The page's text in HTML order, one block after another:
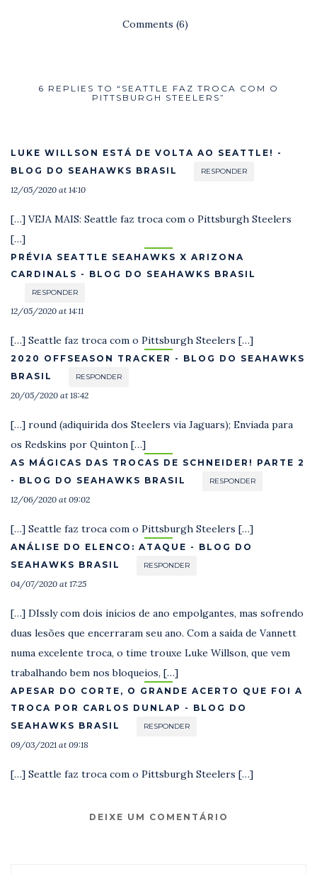
Comments (6)
6 REPLIES TO “SEATTLE FAZ TROCA COM O
PITTSBURGH STEELERS”
LUKE WILLSON ESTÁ DE VOLTA AO SEATTLE! -
BLOG DO SEAHAWKS BRASIL
RESPONDER
12/05/2020 at 14:10
[…] VEJA MAIS: Seattle faz troca com o Pittsburgh Steelers
[…]
PRÉVIA SEATTLE SEAHAWKS X ARIZONA
CARDINALS - BLOG DO SEAHAWKS BRASIL
RESPONDER
12/05/2020 at 14:11
[…] Seattle faz troca com o Pittsburgh Steelers […]
2020 OFFSEASON TRACKER - BLOG DO SEAHAWKS
BRASIL
RESPONDER
20/05/2020 at 18:42
[…] round (adiquirida dos Steelers via Jaguars); Enviada para
os Redskins por Quinton […]
AS MÁGICAS DAS TROCAS DE SCHNEIDER! PARTE 2
- BLOG DO SEAHAWKS BRASIL
RESPONDER
12/06/2020 at 09:02
[…] Seattle faz troca com o Pittsburgh Steelers […]
ANÁLISE DO ELENCO: ATAQUE - BLOG DO
SEAHAWKS BRASIL
RESPONDER
04/07/2020 at 17:25
[…] DIssly com dois inícios de ano empolgantes, mas sofrendo
duas lesões que encerraram seu ano. Com a saída de Vannett
numa excelente troca, o time trouxe Luke Willson, que vem
trabalhando bem nos bloqueios, […]
APESAR DO CORTE, O GRANDE ACERTO QUE FOI A
TROCA POR CARLOS DUNLAP - BLOG DO
SEAHAWKS BRASIL
RESPONDER
09/03/2021 at 09:18
[…] Seattle faz troca com o Pittsburgh Steelers […]
DEIXE UM COMENTÁRIO